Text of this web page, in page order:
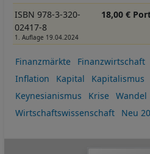
ISBN 978-3-320-
02417-8
1. Auflage 19.04.2024
18,00 €
Finanzmärkte
Finanzwirtschaft
Inflation
Kapital
Kapitalismus
Keynesianismus
Krise Wandel
Wirtschaftswissenschaft
Neu